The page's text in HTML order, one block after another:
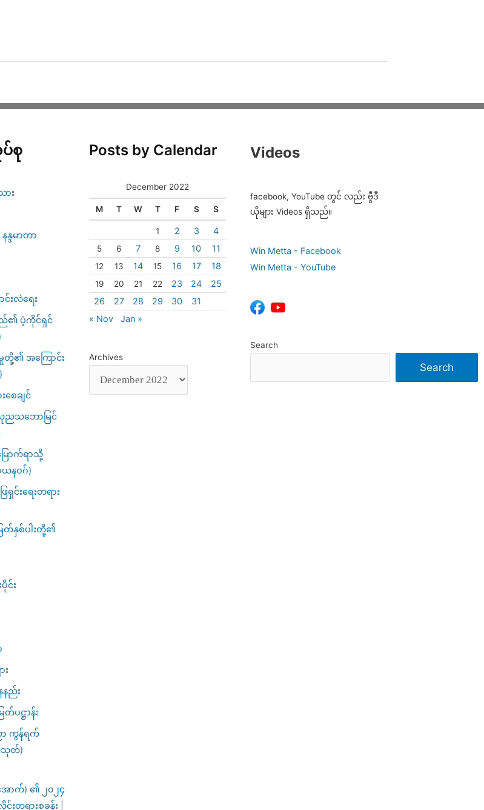
စု
း
ဒမာတာ
င်းလဲရေး
၏ ပဲ့ကိုင်ရှင်
တို့၏ အကြောင်း
စေချင်
ညသဘောမြင်
ောက်ရာသို့
ယနဝဂ်)
င်းရေးတရား
တ်နှစ်ပါးတို့၏
င်း
ည်း
ပဋ္ဌာန်း
ကွန်ရက်
သုတ်)
ောက်) ၏ ၂၀၂၄
တရားစခန်း |
Posts by Calendar
December 2022
M T W T F S S
1 2 3 4
5 6 7 8 9 10 11
12 13 14 15 16 17 18
19 20 21 22 23 24
25
26
27 28 29 30
31
« Nov
Jan »
Archives
Videos
facebook, YouTube တွင် လည်း ဗွီဒီ
ယိုများ Videos ရှိသည်။
Win Metta - Facebook
Win Metta - YouTube
Search
Search